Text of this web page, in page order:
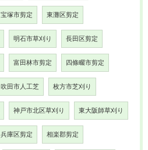
宝塚市剪定 東灘区剪定
明石市草刈り 長田区剪定
富田林市剪定 四條畷市剪定
吹田市人工芝 枚方市芝刈り
神戸市北区草刈り 東大阪師草刈り
兵庫区剪定 相楽郡剪定